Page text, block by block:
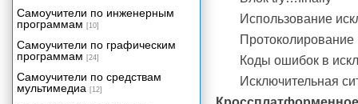
Использование
Протоколирование
Коды ошибок в
Исключительная
распределенного приложения
Компоненты Rave Reports и
отчеты в приложении Delphi
Визуальная среда создания
отчетов
Разработка, просмотр и печать
Самоучители по инженерным
программам [10]
Самоучители по графическим
программам [24]
Самоучители по средствам
мультимедиа [12]